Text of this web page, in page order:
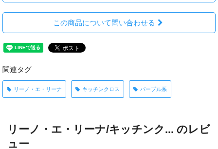
この商品について問い合わせる
関連タグ
リーノ・エ・リーナ キッチンクロス パープル系
リーノ・エ・リーナ/キッチンク... のレビ
ュー